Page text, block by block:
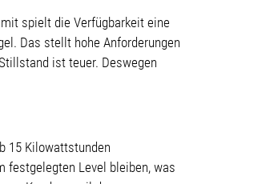
spielt die Verfügbarkeit eine
Das stellt hohe Anforderungen
ist teuer. Deswegen
15 Kilowattstunden
festgelegten Level bleiben, was